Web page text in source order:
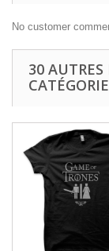
No customer
30
CATÉGORIE